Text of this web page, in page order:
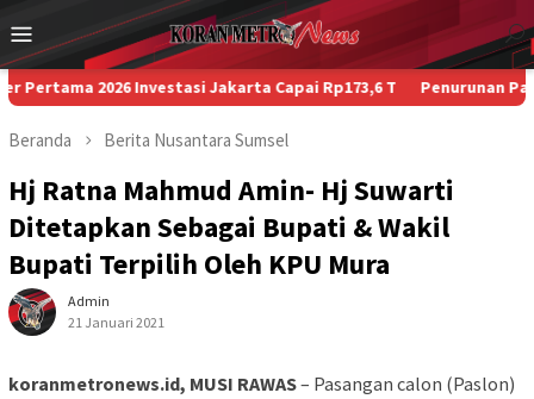
ke
konten
Menu
Mobile
Investasi Jakarta Capai Rp173,6 T Penurunan Paksa
Beranda Berita Nusantara Sumsel
Hj Ratna Mahmud Amin- Hj Suwarti
Ditetapkan Sebagai Bupati & Wakil
Bupati Terpilih Oleh KPU Mura
Admin
21 Januari 2021
koranmetronews.id, MUSI RAWAS– Pasangan calon (Paslon)